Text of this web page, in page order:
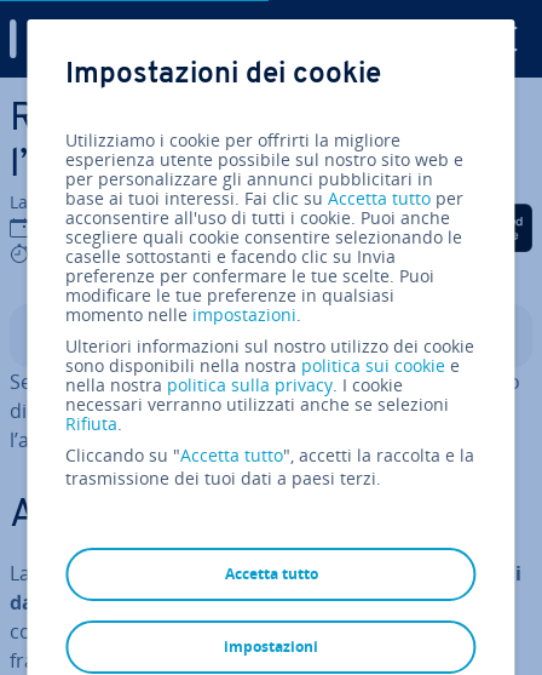
Vai al contenuto prin­ci­pa­le
R: la funzione rbind() e
l’unione di dati
La redazione di IONOS
18 dic 2024
4 mins
Condividi via Facebook
Condividi via Twitter
Condividi via
Indice
Se lavori con record di dati che hanno lo stesso numero
di colonne e desideri disporli sem­pli­ce­men­te uno sotto
l’altro, ti con­si­glia­mo di uti­liz­za­re
A cosa serve
La funzione in R è una funzione utile per
unire i
dati riga per riga. Una delle sue ap­pli­ca­zio­ni prin­ci­pa­li
consiste nell’aggiunta di nuove in­for­ma­zio­ni a un data
frame già esistente. Questa pos­si­bi­li­tà risulta utile se i
Impostazioni dei cookie
Utilizziamo i cookie per offrirti la migliore
esperienza utente possibile sul nostro sito web e
per personalizzare gli annunci pubblicitari in
base ai tuoi interessi. Fai clic suAccetta tutto per
acconsentire all'uso di tutti i cookie. Puoi anche
scegliere quali cookie consentire selezionando le
caselle sottostanti e facendo clic su Invia
preferenze per confermare le tue scelte. Puoi
modificare le tue preferenze in qualsiasi
momento nelle impostazioni.
Ulteriori informazioni sul nostro utilizzo dei cookie
sono disponibili nella nostra politica sui cookie e
nella nostra politica sulla privacy. I cookie
necessari verranno utilizzati anche se selezioni
Rifiuta.
Cliccando su "Accetta tutto", accetti la raccolta e la
trasmissione dei tuoi dati a paesi terzi.
Accetta tutto
impostazioni